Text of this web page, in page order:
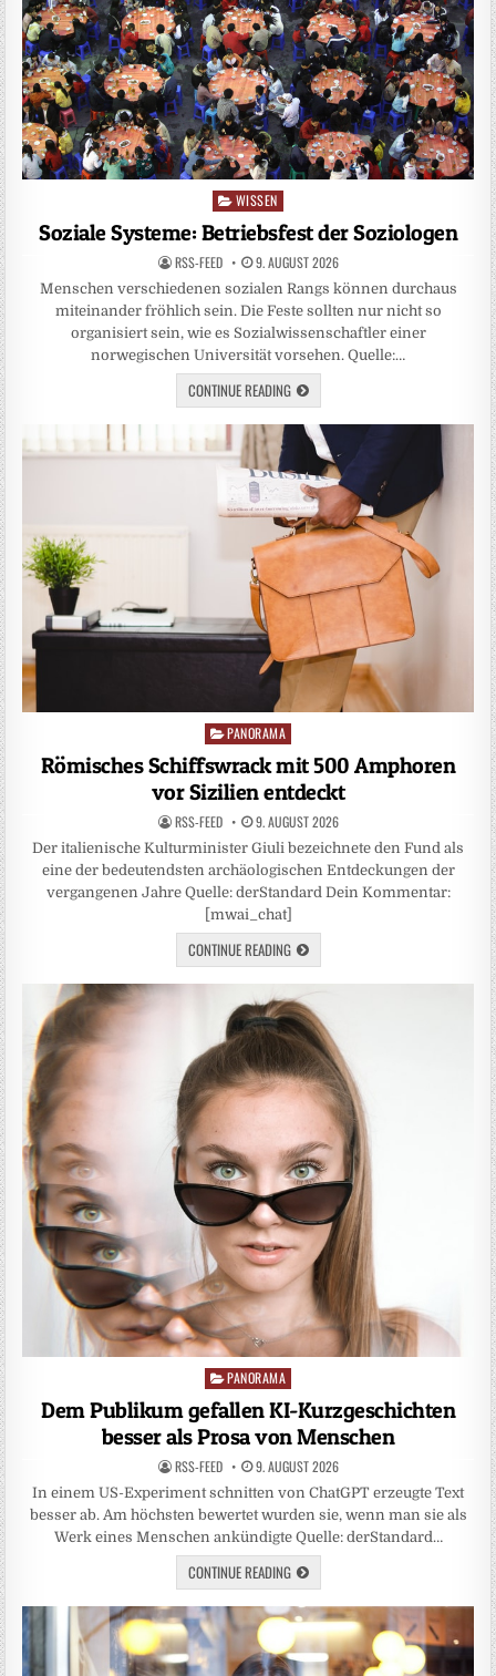
Posted
in
WISSEN
Soziale Systeme: Betriebsfest der Soziologen
RSS-FEED 9. AUGUST 2026
Menschen verschiedenen sozialen Rangs können durchaus
miteinander fröhlich sein. Die Feste sollten nur nicht so
organisiert sein, wie es Sozialwissenschaftler einer
norwegischen Universität vorsehen. Quelle:…
CONTINUE READING
Posted
in
PANORAMA
Römisches Schiffswrack mit 500 Amphoren
vor Sizilien entdeckt
RSS-FEED 9. AUGUST 2026
Der italienische Kulturminister Giuli bezeichnete den Fund als
eine der bedeutendsten archäologischen Entdeckungen der
vergangenen Jahre Quelle: derStandard Dein Kommentar:
[mwai_chat]
CONTINUE READING
Posted
in
PANORAMA
Dem Publikum gefallen KI-Kurzgeschichten
besser als Prosa von Menschen
RSS-FEED 9. AUGUST 2026
In einem US-Experiment schnitten von ChatGPT erzeugte Text
besser ab. Am höchsten bewertet wurden sie, wenn man sie als
Werk eines Menschen ankündigte Quelle: derStandard…
CONTINUE READING